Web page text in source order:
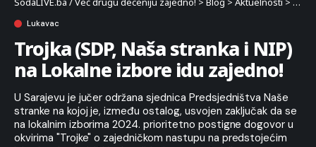
Lukavac
Trojka (SDP, Naša stranka i NIP)
na Lokalne izbore idu zajedno!
U Sarajevu je jučer održana sjednica Predsjedništva Naše
stranke na kojoj je, između ostalog, usvojen zaključak da se
na lokalnim izborima 2024. prioritetno postigne dogovor u
okvirima "Trojke" o zajedničkom nastupu na predstojećim